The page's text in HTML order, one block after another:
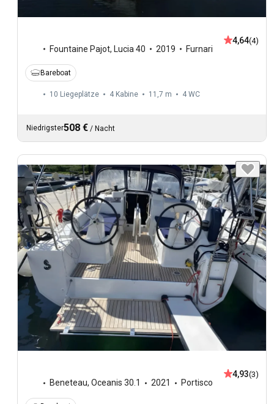
Fountaine Pajot, Lucia 40 2019 Furnari
4,64(4)
Bareboat
10 Liegeplätze 4 Kabine 11,7 m 4 WC
Niedrigster508 € / Nacht
Beneteau, Oceanis 30.1 2021 Portisco
4,93(3)